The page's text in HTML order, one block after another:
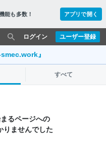
能も多数！ アプリで開く
ユーザー登録
ログイン
』
すべて
るページへの
りませんでした